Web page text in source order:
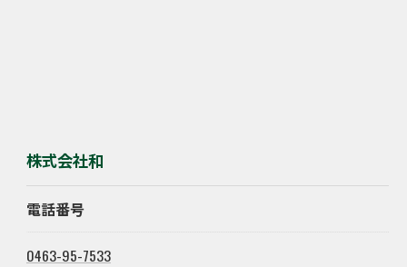
株式会社和
電話番号
0463-95-7533